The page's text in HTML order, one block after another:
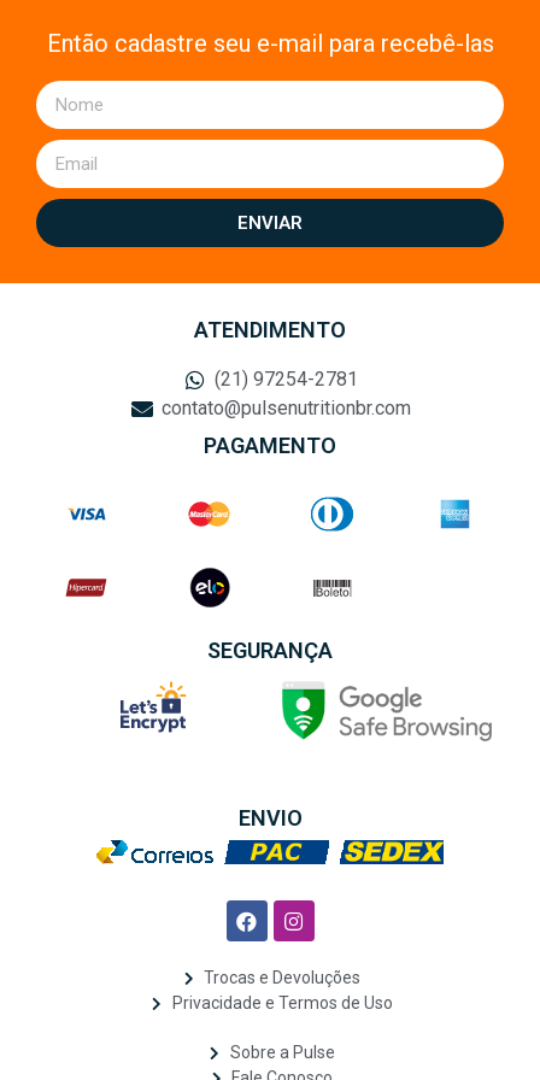
Então cadastre seu e-mail para recebê-las
ENVIAR
ATENDIMENTO
(21) 97254-2781
contato@pulsenutritionbr.com
PAGAMENTO
SEGURANÇA
Sobre a Pulse
Trocas e Devoluções
Privacidade e Termos de Uso
ENVIO